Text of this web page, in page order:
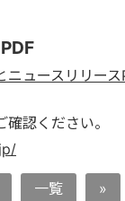
ニュースリリー
認ください。
一覧 »